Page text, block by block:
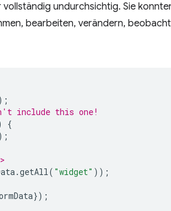
undurchsichtig. Sie
bearbeiten, verändern,
include this one!
{
.getAll( "widget" ));
});